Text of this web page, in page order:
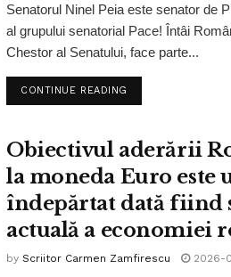
Senatorul Ninel Peia este senator de
al grupului senatorial Pace! Întâi
Chestor al Senatului, face parte...
CONTINUE READING
Obiectivul aderării
la moneda Euro este
îndepărtat dată fiind
actuală a economiei
by Scriitor Carmen Zamfirescu 2026-